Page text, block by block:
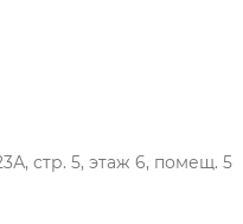
стр. 5, этаж 6, помещ. 5